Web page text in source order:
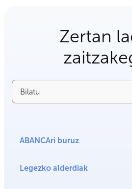
Zertan
Bilatu
ABANCAri buruz
Legezko alderdiak